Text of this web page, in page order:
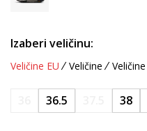
Izaberi veličinu:
Veličine EU Veličine
36.5 38